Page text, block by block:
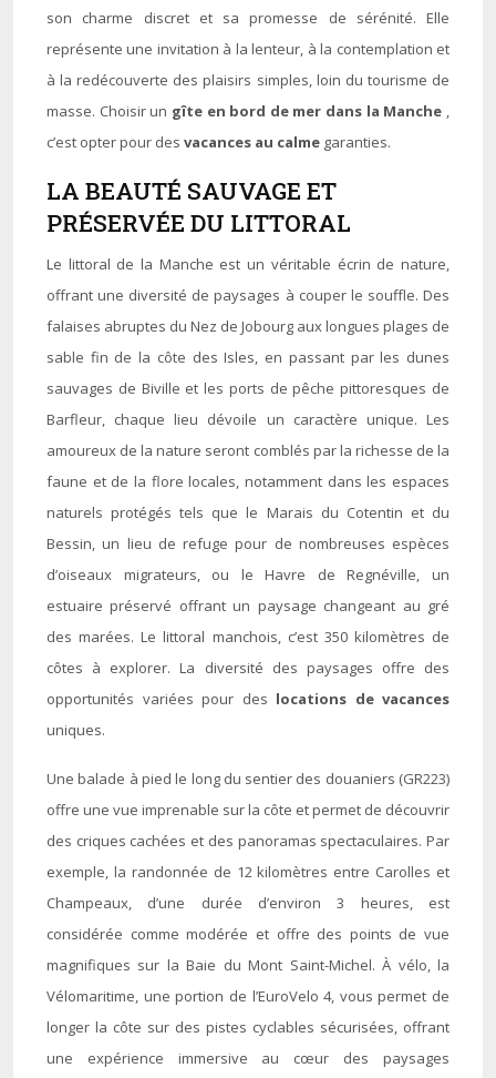
son charme discret et sa promesse de sérénité. Elle
représente une invitation à la lenteur, à la contemplation et
à la redécouverte des plaisirs simples, loin du tourisme de
masse. Choisir un gîte en bord de mer dans la Manche ,
c’est opter pour des vacances au calme garanties.
LA BEAUTÉ SAUVAGE ET
PRÉSERVÉE DU LITTORAL
Le littoral de la Manche est un véritable écrin de nature,
offrant une diversité de paysages à couper le souffle. Des
falaises abruptes du Nez de Jobourg aux longues plages de
sable fin de la côte des Isles, en passant par les dunes
sauvages de Biville et les ports de pêche pittoresques de
Barfleur, chaque lieu dévoile un caractère unique. Les
amoureux de la nature seront comblés par la richesse de la
faune et de la flore locales, notamment dans les espaces
naturels protégés tels que le Marais du Cotentin et du
Bessin, un lieu de refuge pour de nombreuses espèces
d’oiseaux migrateurs, ou le Havre de Regnéville, un
estuaire préservé offrant un paysage changeant au gré
des marées. Le littoral manchois, c’est 350 kilomètres de
côtes à explorer. La diversité des paysages offre des
opportunités variées pour des locations de vacances
uniques.
Une balade à pied le long du sentier des douaniers (GR223)
offre une vue imprenable sur la côte et permet de découvrir
des criques cachées et des panoramas spectaculaires. Par
exemple, la randonnée de 12 kilomètres entre Carolles et
Champeaux, d’une durée d’environ 3 heures, est
considérée comme modérée et offre des points de vue
magnifiques sur la Baie du Mont Saint-Michel. À vélo, la
Vélomaritime, une portion de l’EuroVelo 4, vous permet de
longer la côte sur des pistes cyclables sécurisées, offrant
une expérience immersive au cœur des paysages